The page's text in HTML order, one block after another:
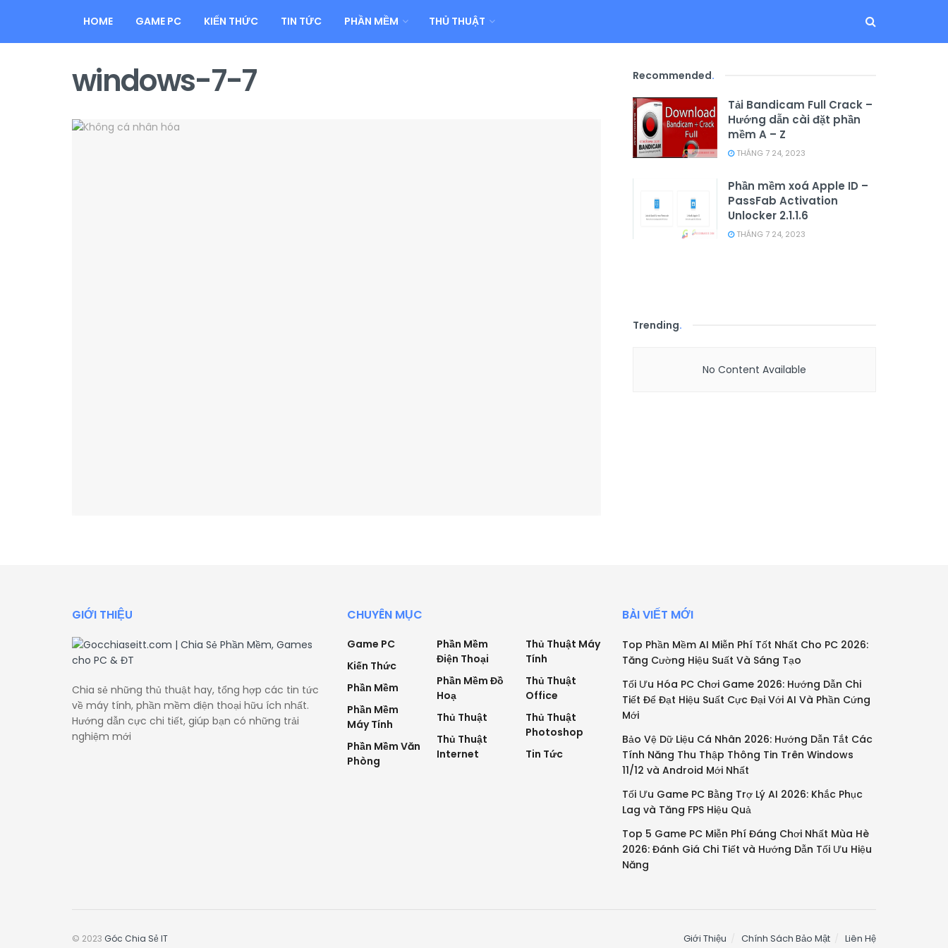
HOME GAME PC KIẾN THỨC TIN TỨC PHẦN MỀM THỦ THUẬT
windows-7-7 Recommended.
Tải Bandicam Full Crack –
Hướng dẫn cài đặt phần
mềm A – Z
THÁNG 7 24, 2023
Phần mềm xoá Apple ID –
PassFab Activation
Unlocker 2.1.1.6
THÁNG 7 24, 2023
Trending.
No Content Available
GIỚI THIỆU
Chia sẻ những thủ thuật hay, tổng hợp các tin tức
về máy tính, phần mềm điện thoại hữu ích nhất.
Hướng dẫn cực chi tiết, giúp bạn có những trải
nghiệm mới
CHUYÊN MỤC
Game PC
Kiến Thức
Phần Mềm
Phần Mềm
Máy Tính
Phần Mềm Văn
Phòng
Phần Mềm
Điện Thoại
Phần Mềm Đồ
Hoạ
Thủ Thuật
Thủ Thuật
Internet
Thủ Thuật Máy
Tính
Thủ Thuật
Office
Thủ Thuật
Photoshop
Tin Tức
BÀI VIẾT MỚI
Top Phần Mềm AI Miễn Phí Tốt Nhất Cho PC 2026:
Tăng Cường Hiệu Suất Và Sáng Tạo
Tối Ưu Hóa PC Chơi Game 2026: Hướng Dẫn Chi
Tiết Để Đạt Hiệu Suất Cực Đại Với AI Và Phần Cứng
Mới
Bảo Vệ Dữ Liệu Cá Nhân 2026: Hướng Dẫn Tắt Các
Tính Năng Thu Thập Thông Tin Trên Windows
11/12 và Android Mới Nhất
Tối Ưu Game PC Bằng Trợ Lý AI 2026: Khắc Phục
Lag và Tăng FPS Hiệu Quả
Top 5 Game PC Miễn Phí Đáng Chơi Nhất Mùa Hè
2026: Đánh Giá Chi Tiết và Hướng Dẫn Tối Ưu Hiệu
Năng
Giới Thiệu Chính Sách Bảo Mật Liên Hệ
© 2023 Góc Chia Sẻ IT